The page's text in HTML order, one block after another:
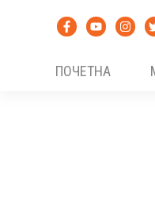
ПОЧЕТНА